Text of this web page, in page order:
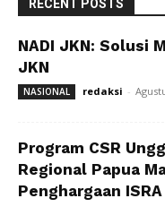
RECENT POSTS
NADI JKN: Solusi
JKN
NASIONAL redaksi -
Program CSR
Regional Papua
Penghargaan